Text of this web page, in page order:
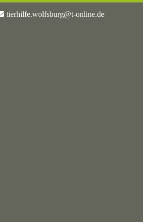
tierhilfe.wolfsburg@t-online.de